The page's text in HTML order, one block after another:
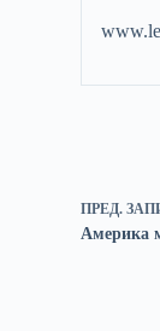
ПРЕД.
Америка